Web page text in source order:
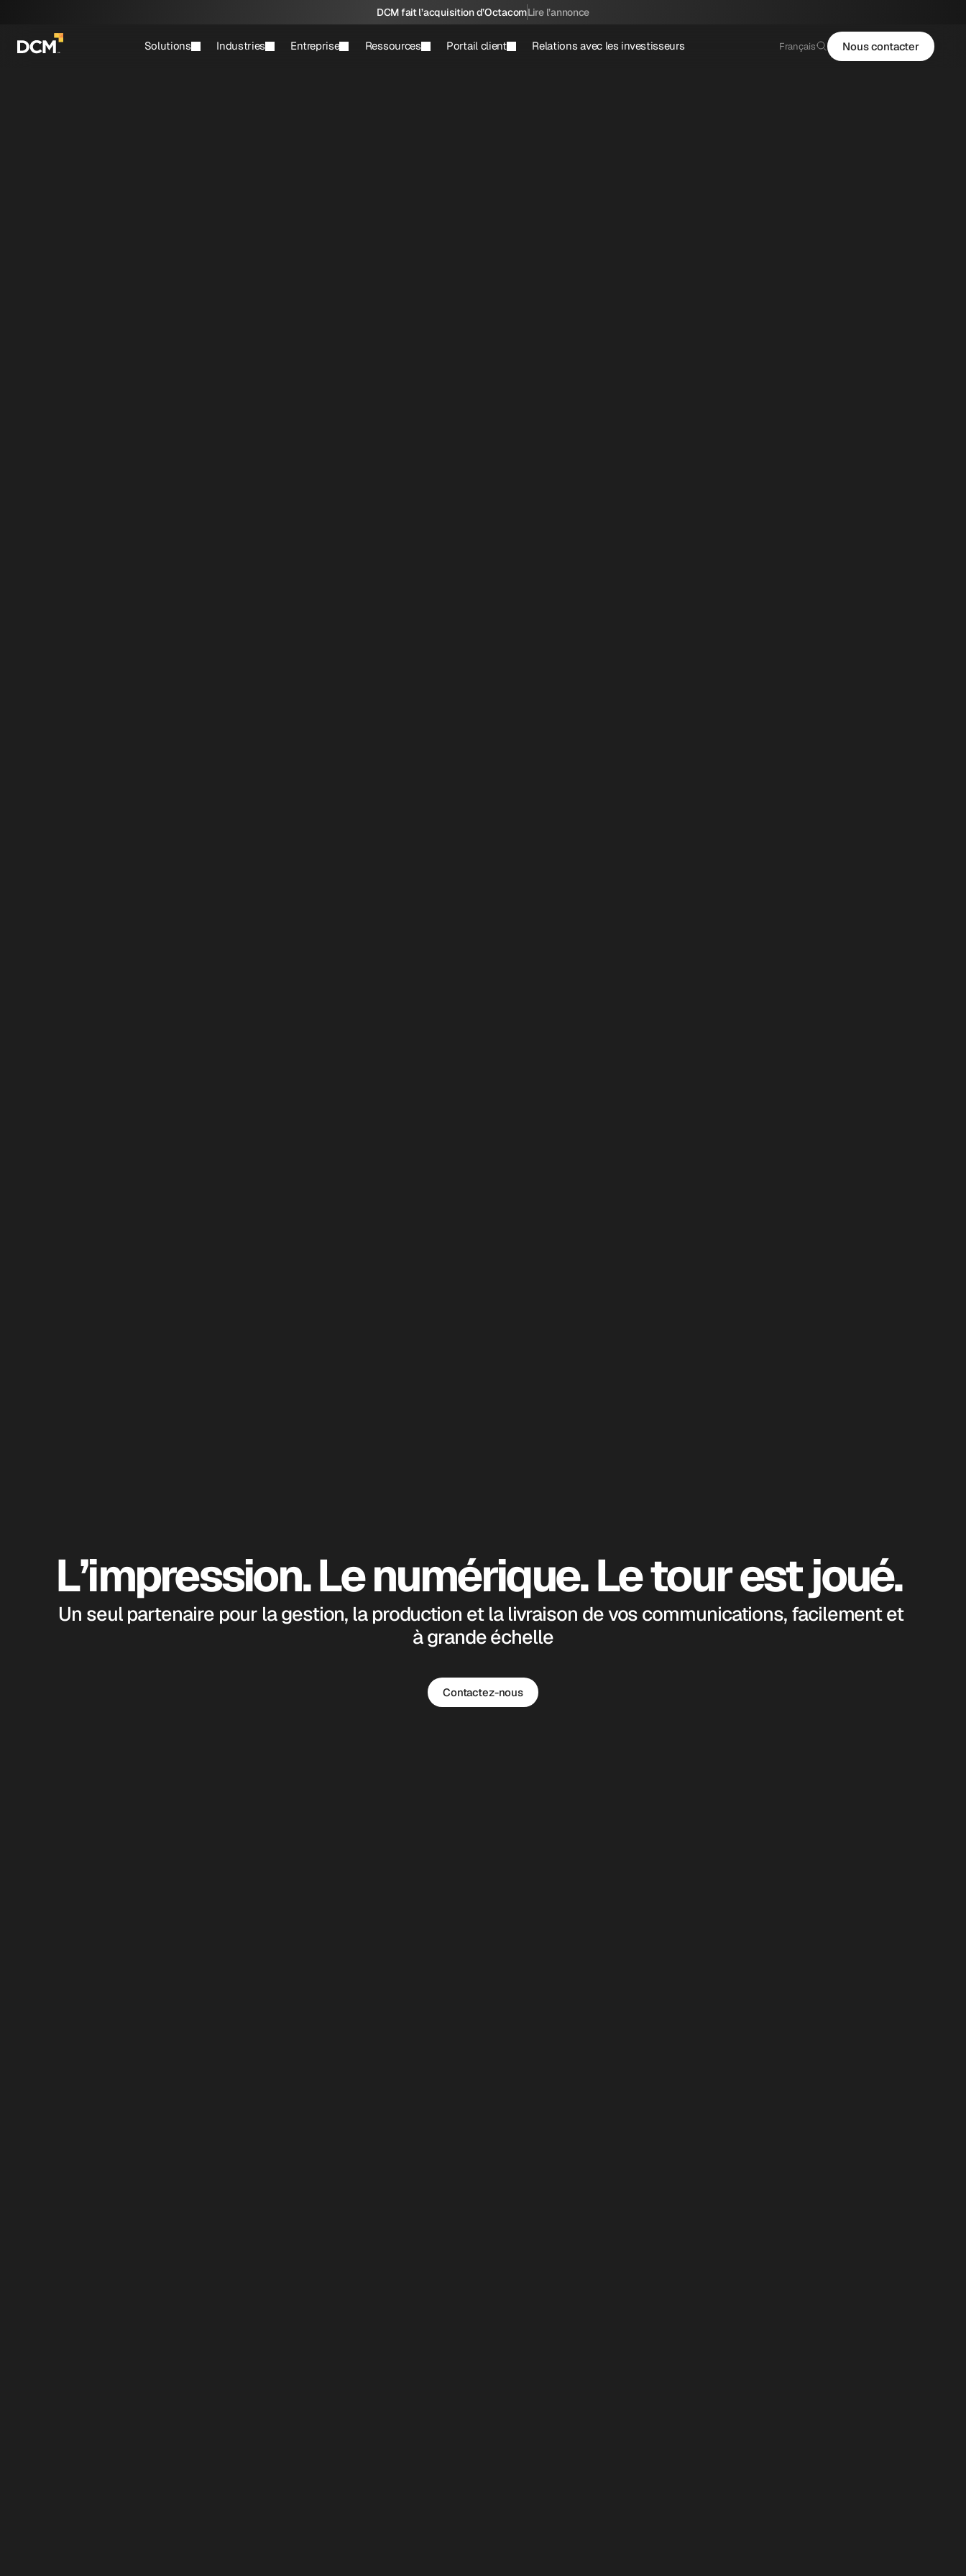
L’impression. Le numérique. Le tour est joué.
Un seul partenaire pour la gestion, la production et la livraison de vos communications, facilement et
à grande échelle
Contactez-nous
DCM fait l’acquisition d’OctacomLire l’annonce
Solutions Industries Entreprise Ressources Portail client Relations avec les investisseurs Select Language
Français Nous contacter